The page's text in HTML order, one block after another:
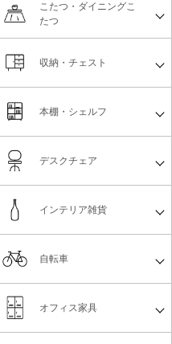
こたつ・ダイニングこ
たつ
収納・チェスト
本棚・シェルフ
デスクチェア
インテリア雑貨
自転車
オフィス家具